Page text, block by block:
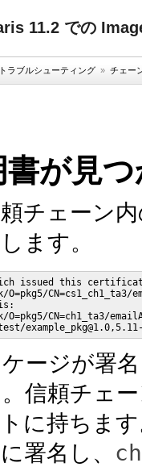
11.2 での
ラブルシューティング » チェー
が見
チェーン
ます。
issued this
CN=cs1_ch1_ta3/
CN=ch1_ta3/
ージが署
信頼チェ
に持ちま
署名し、